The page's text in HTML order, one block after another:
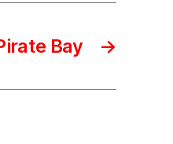
→
Bay